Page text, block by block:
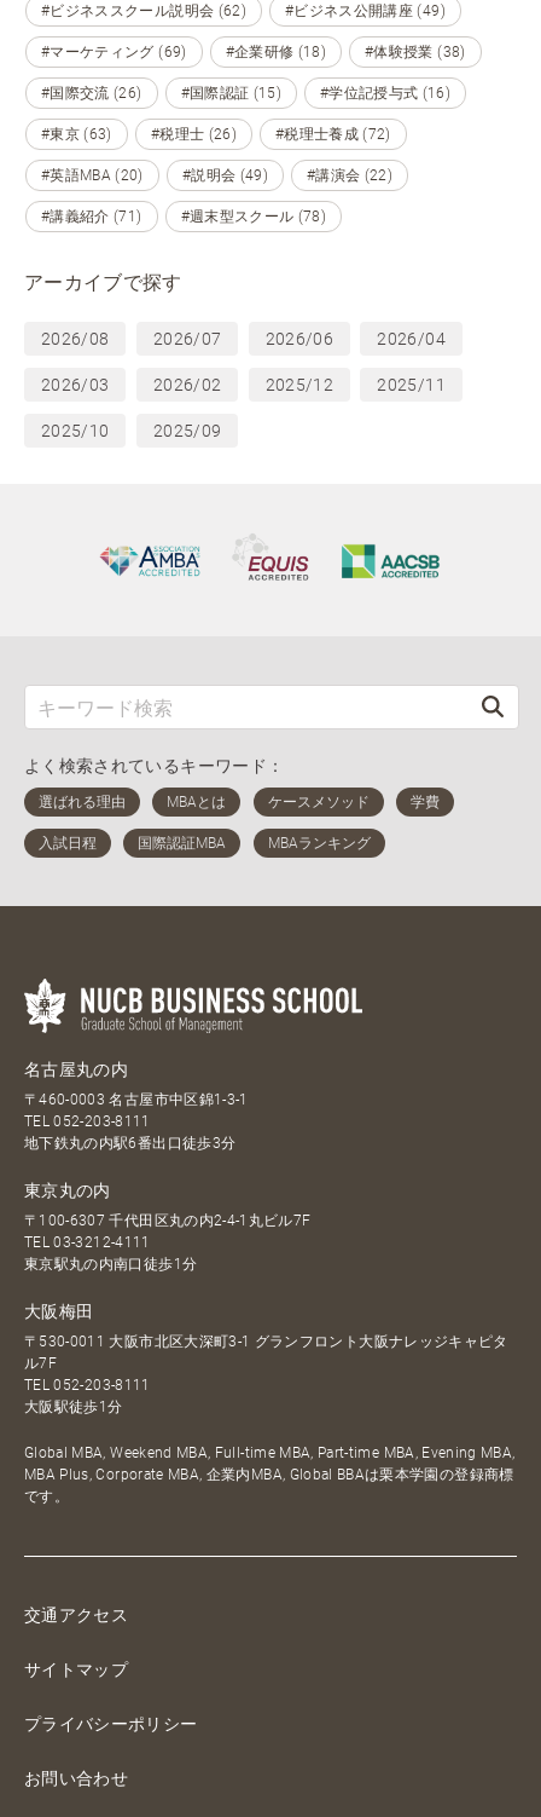
#ビジネススクール説明会 (62) #ビジネス公開講座 (49)
#マーケティング (69) #企業研修 (18) #体験授業 (38)
#国際交流 (26) #国際認証 (15) #学位記授与式 (16)
#東京 (63) #税理士 (26) #税理士養成 (72)
#英語MBA (20) #説明会 (49) #講演会 (22)
#講義紹介 (71) #週末型スクール (78)
アーカイブで探す
2026/08 2026/07 2026/06 2026/04
2026/03 2026/02 2025/12 2025/11
2025/10 2025/09
よく検索されているキーワード：
名古屋丸の内
〒460-0003 名古屋市中区錦1-3-1
TEL052-203-8111
地下鉄丸の内駅6番出口徒歩3分
東京丸の内
〒100-6307 千代田区丸の内2-4-1丸ビル7F
TEL03-3212-4111
東京駅丸の内南口徒歩1分
大阪梅田
〒530-0011 大阪市北区大深町3-1 グランフロント大阪ナレッジキャピタ
ル7F
TEL052-203-8111
大阪駅徒歩1分
Global MBA, Weekend MBA, Full-time MBA, Part-time MBA, Evening MBA,
MBA Plus, Corporate MBA, 企業内MBA, Global BBAは栗本学園の登録商標
です。
交通アクセス
サイトマップ
プライバシーポリシー
お問い合わせ